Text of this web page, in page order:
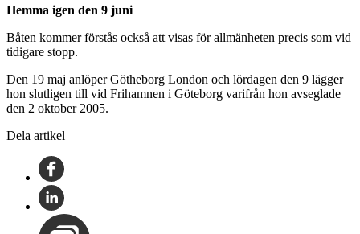
Hemma igen den 9 juni
Båten kommer förstås också att visas för allmänheten precis som vid
tidigare stopp.
Den 19 maj anlöper Götheborg London och lördagen den 9 lägger
hon slutligen till vid Frihamnen i Göteborg varifrån hon avseglade
den 2 oktober 2005.
Dela artikel